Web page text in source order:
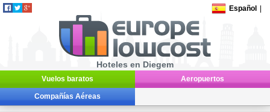
Español
Hoteles en Diegem
Vuelos baratos Aeropuertos
Compañías Aéreas